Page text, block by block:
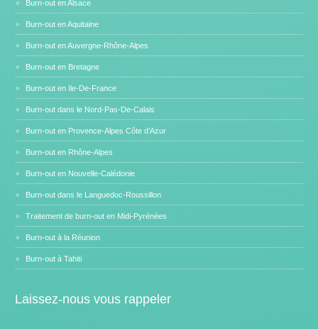
Burn-out en Alsace
Burn-out en Aquitaine
Burn-out en Auvergne-Rhône-Alpes
Burn-out en Bretagne
Burn-out en Ile-De-France
Burn-out dans le Nord-Pas-De-Calais
Burn-out en Provence-Alpes Côte d’Azur
Burn-out en Rhône-Alpes
Burn-out en Nouvelle-Calédonie
Burn-out dans le Languedoc-Roussillon
Traitement de burn-out en Midi-Pyrénées
Burn-out à la Réunion
Burn-out à Tahiti
Laissez-nous vous rappeler